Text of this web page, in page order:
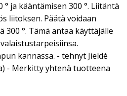
ja kääntämisen 300 °. Liitäntä
liitoksen. Päätä voidaan
300 °. Tämä antaa käyttäjälle
kannassa. - tehnyt Jieldé
- Merkitty yhtenä tuotteena